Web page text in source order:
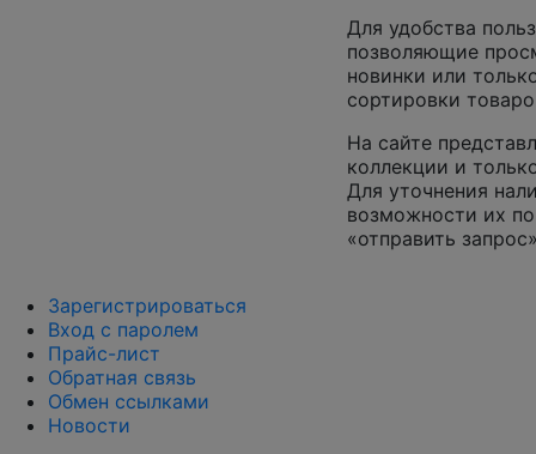
Для удобства
позволяющие
новинки или
сортировки
На сайте
коллекции и
Для уточнения
возможности их
«отправить
Зарегистрироваться
Вход с паролем
Прайс-лист
Обратная связь
Обмен ссылками
Новости